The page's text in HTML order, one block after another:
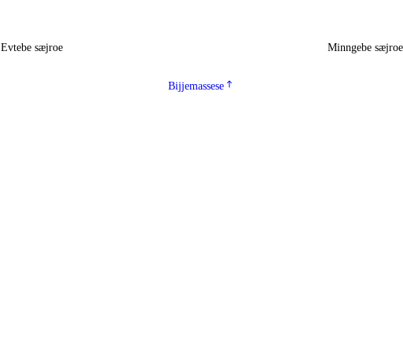
Evtebe sæjroe Minngebe sæjroe
Bijjemassese